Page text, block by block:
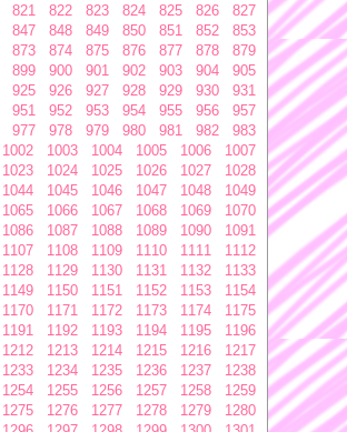
821 822 823 824 825 826
827
847 848 849 850 851 852
853
873 874 875 876 877 878
879
899 900 901 902 903 904
905
925 926 927 928 929 930
931
951 952 953 954 955 956
957
977 978 979 980 981 982
983
1002 1003 1004 1005 1006
1007
1023 1024 1025 1026 1027
1028
1044 1045 1046 1047 1048
1049
1065 1066 1067 1068 1069
1070
1086 1087 1088 1089 1090
1091
1107 1108 1109 1110 1111
1112
1128 1129 1130 1131 1132
1133
1149 1150 1151 1152 1153
1154
1170 1171 1172 1173 1174
1175
1191 1192 1193 1194 1195
1196
1212 1213 1214 1215 1216
1217
1233 1234 1235 1236 1237
1238
1254 1255 1256 1257 1258
1259
1275 1276 1277 1278 1279
1280